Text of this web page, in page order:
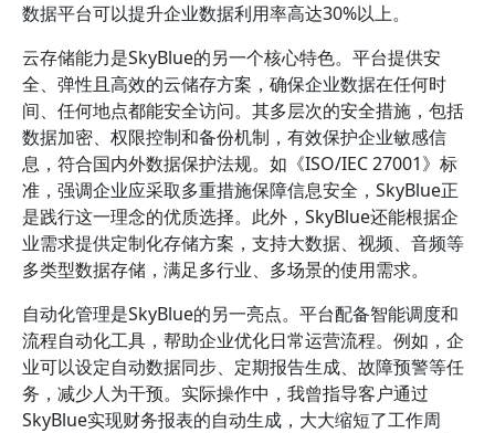
数据平台可以提升企业数据利用率高达30%以上。
云存储能力是SkyBlue的另一个核心特色。平台提供安
全、弹性且高效的云储存方案，确保企业数据在任何时
间、任何地点都能安全访问。其多层次的安全措施，包括
数据加密、权限控制和备份机制，有效保护企业敏感信
息，符合国内外数据保护法规。如《ISO/IEC 27001》标
准，强调企业应采取多重措施保障信息安全，SkyBlue正
是践行这一理念的优质选择。此外，SkyBlue还能根据企
业需求提供定制化存储方案，支持大数据、视频、音频等
多类型数据存储，满足多行业、多场景的使用需求。
自动化管理是SkyBlue的另一亮点。平台配备智能调度和
流程自动化工具，帮助企业优化日常运营流程。例如，企
业可以设定自动数据同步、定期报告生成、故障预警等任
务，减少人为干预。实际操作中，我曾指导客户通过
SkyBlue实现财务报表的自动生成，大大缩短了工作周